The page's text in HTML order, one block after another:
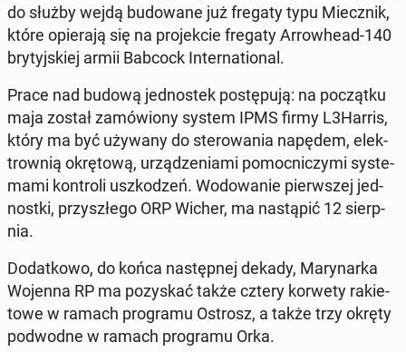
do służby wejdą bu­do­wa­ne już fregaty typu Miecz­nik,
które opie­ra­ją się na pro­jek­cie fregaty Ar­ro­whe­ad-140
bry­tyj­skiej armii Babcock In­ter­na­tio­nal.
Prace nad budową jed­no­stek po­stę­pu­ją: na po­cząt­ku
maja został za­mó­wio­ny system IPMS firmy L3Harris,
który ma być używany do ste­ro­wa­nia napędem, elek­
trow­nią okrę­to­wą, urzą­dze­nia­mi po­moc­ni­czy­mi sys­te­
ma­mi kon­tro­li uszko­dzeń. Wo­do­wa­nie pierw­szej jed­
nost­ki, przy­szłe­go ORP Wicher, ma na­stą­pić 12 sierp­
nia.
Do­dat­ko­wo, do końca na­stęp­nej dekady, Ma­ry­nar­ka
Wojenna RP ma po­zy­skać także cztery korwety ra­kie­
to­we w ramach pro­gra­mu Ostrosz, a także trzy okręty
pod­wod­ne w ramach pro­gra­mu Orka.